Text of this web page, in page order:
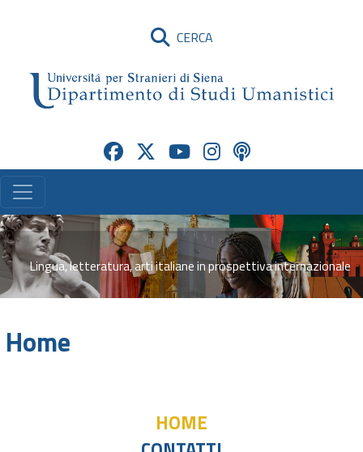
CERCA
Lingua, letteratura, arti italiane in prospettiva internazionale
Home
HOME